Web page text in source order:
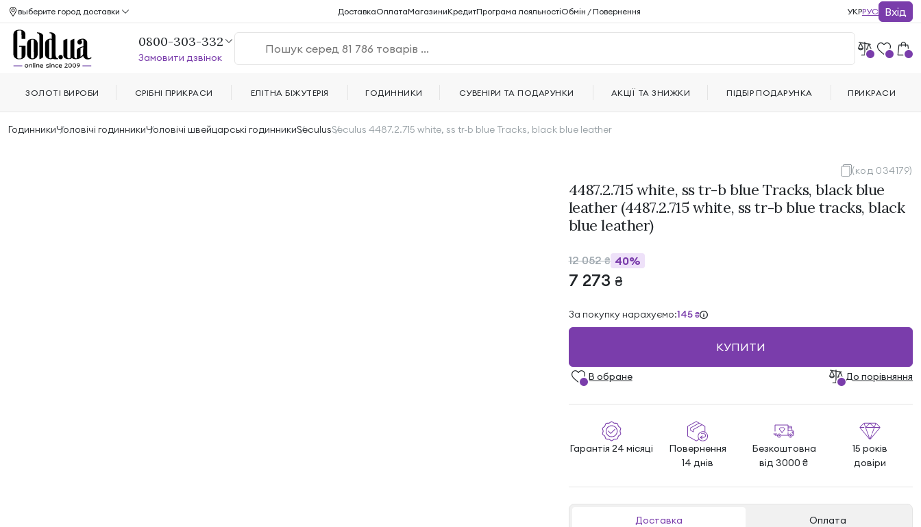
ГодинникиЧоловічі годинникиЧоловічі швейцарські годинникиSeculusSeculus 4487.2.715 white, ss tr-b blue Tracks, black blue leather
(код 034179)
4487.2.715 white, ss tr-b blue Tracks, black blue
leather (4487.2.715 white, ss tr-b blue tracks, black
blue leather)
12 052₴ 40%
7 273 ₴
За покупку нарахуємо:145 ₴
КУПИТИ
В обране До порівняння
Гарантія 24 місяці
Повернення
14 днів
Безкоштовна
від 3000 ₴
15 років
довіри
Доставка Оплата
выберите город доставки ДоставкаОплатаМагазиниКредитПрограма лояльностіОбмін / Повернення УКРРУС Вхід
0800-303-332
Замовити дзвінок
ЗОЛОТІ ВИРОБИ СРІБНІ ПРИКРАСИ ЕЛІТНА БІЖУТЕРІЯ ГОДИННИКИ СУВЕНІРИ ТА ПОДАРУНКИ АКЦІЇ ТА ЗНИЖКИ ПІДБІР ПОДАРУНКА ПРИКРАСИ